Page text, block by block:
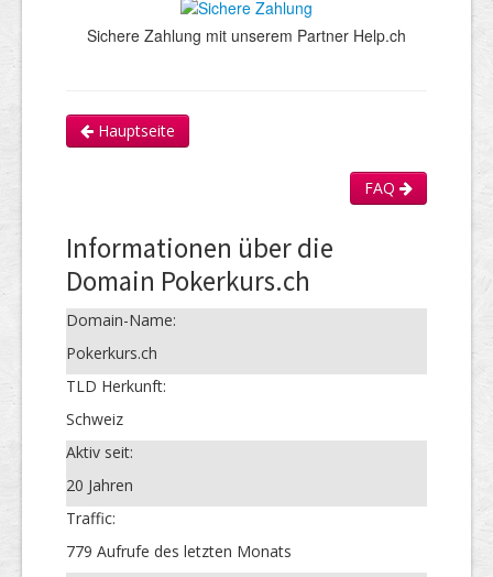
Sichere Zahlung mit unserem Partner Help.ch
Hauptseite
FAQ
Informationen über die
Domain Pokerkurs.ch
Domain-Name:
Pokerkurs.ch
TLD Herkunft:
Schweiz
Aktiv seit:
20 Jahren
Traffic:
779 Aufrufe des letzten Monats